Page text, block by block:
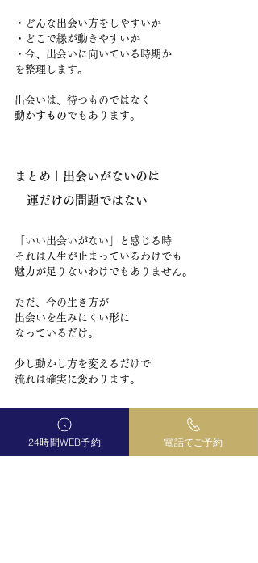
・どんな出会い方をしやすいか
・どこで縁が動きやすいか
・今、出会いに向いている時期か
を整理します。
出会いは、待つものではなく
動かすものでもあります。
まとめ｜出会いがないのは
運だけの問題ではない
「いい出会いがない」と感じる時
それは人生が止まっているわけでも
魅力が足りないわけでもありません。
ただ、今の生き方が
出会いを生みにくい形に
なっているだけ。
少し動かし方を変えるだけで
流れは確実に変わります。
✨ 占いサロン曼荼羅より
24時間WEB予約 電話でご予約